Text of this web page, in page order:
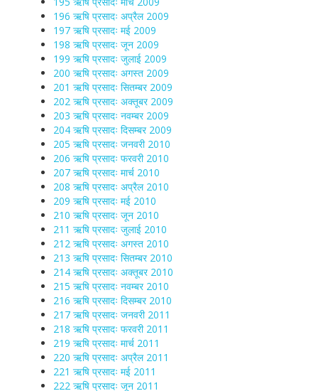
196 ऋषि प्रसादः अप्रैल 2009
197 ऋषि प्रसादः मई 2009
198 ऋषि प्रसादः जून 2009
199 ऋषि प्रसादः जुलाई 2009
200 ऋषि प्रसादः अगस्त 2009
201 ऋषि प्रसादः सितम्बर 2009
202 ऋषि प्रसादः अक्तूबर 2009
203 ऋषि प्रसादः नवम्बर 2009
204 ऋषि प्रसादः दिसम्बर 2009
205 ऋषि प्रसादः जनवरी 2010
206 ऋषि प्रसादः फरवरी 2010
207 ऋषि प्रसादः मार्च 2010
208 ऋषि प्रसादः अप्रैल 2010
209 ऋषि प्रसादः मई 2010
210 ऋषि प्रसादः जून 2010
211 ऋषि प्रसादः जुलाई 2010
212 ऋषि प्रसादः अगस्त 2010
213 ऋषि प्रसादः सितम्बर 2010
214 ऋषि प्रसादः अक्तूबर 2010
215 ऋषि प्रसादः नवम्बर 2010
216 ऋषि प्रसादः दिसम्बर 2010
217 ऋषि प्रसादः जनवरी 2011
218 ऋषि प्रसादः फरवरी 2011
219 ऋषि प्रसादः मार्च 2011
220 ऋषि प्रसादः अप्रैल 2011
221 ऋषि प्रसादः मई 2011
222 ऋषि प्रसादः जून 2011